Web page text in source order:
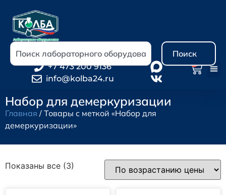
Поиск
+7 473 200 9136
info@kolba24.ru
Набор для демеркуризации
Главная / Товары с меткой «Набор для
демеркуризации»
Показаны все (3)